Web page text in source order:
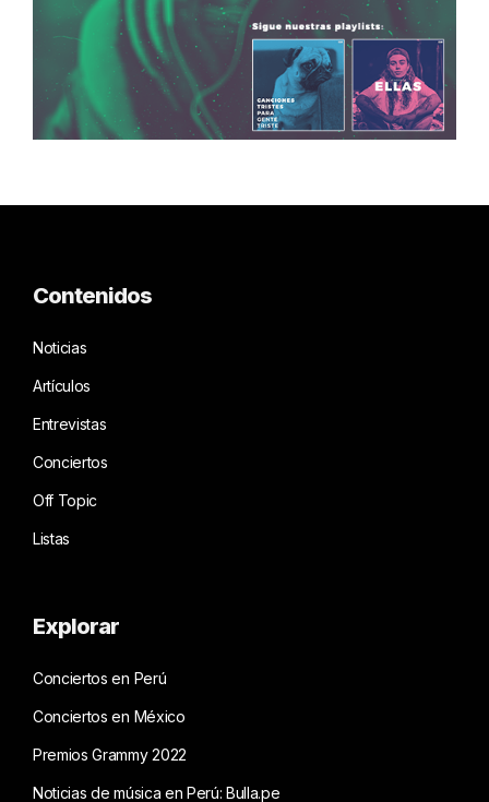
Contenidos
Noticias
Artículos
Entrevistas
Conciertos
Off Topic
Listas
Explorar
Conciertos en Perú
Conciertos en México
Premios Grammy 2022
Noticias de música en Perú: Bulla.pe